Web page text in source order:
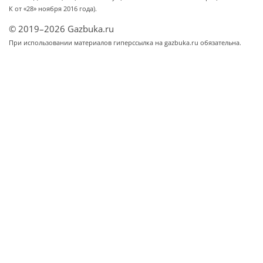
К от «28» ноября 2016 года).
© 2019–2026 Gazbuka.ru
При использовании материалов гиперссылка на gazbuka.ru обязательна.